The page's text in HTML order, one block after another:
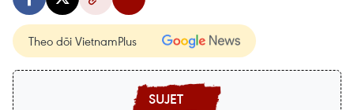
Theo dõi VietnamPlus